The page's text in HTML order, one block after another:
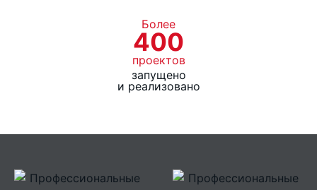
Общая ширина (мм)
Общая высота (мм)
Более
400
проектов
запущено
и реализовано